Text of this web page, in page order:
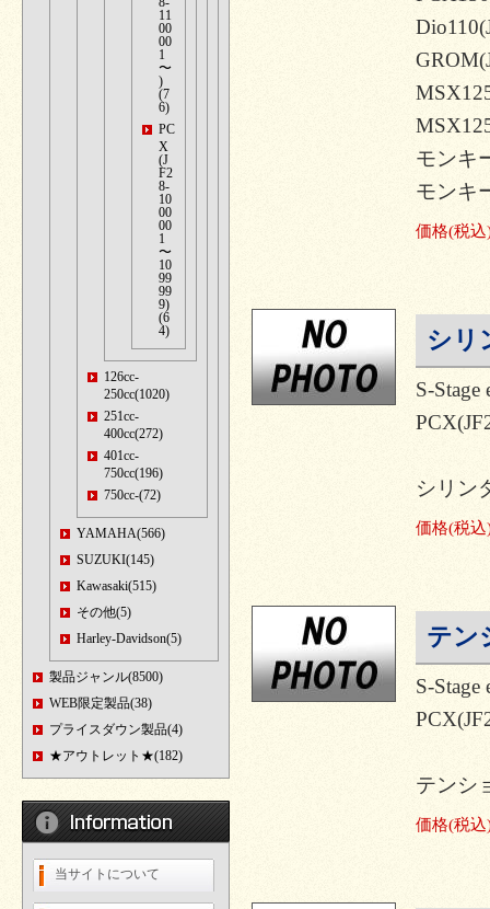
11
00
00
1
〜
)
(7
6)
PC
X
(J
F2
8-
10
00
00
1
〜
10
99
99
9)
(6
4)
126cc-
250cc(1020)
251cc-
400cc(272)
401cc-
750cc(196)
750cc-(72)
YAMAHA(566)
SUZUKI(145)
Kawasaki(515)
その他(5)
Harley-Davidson(5)
製品ジャンル(8500)
WEB限定製品(38)
プライスダウン製品(4)
★アウトレット★(182)
当サイトについて
モンキ
モンキ
価格(税込
シリ
S-
シリン
価格(税込
テン
S-
テン
価格(税込